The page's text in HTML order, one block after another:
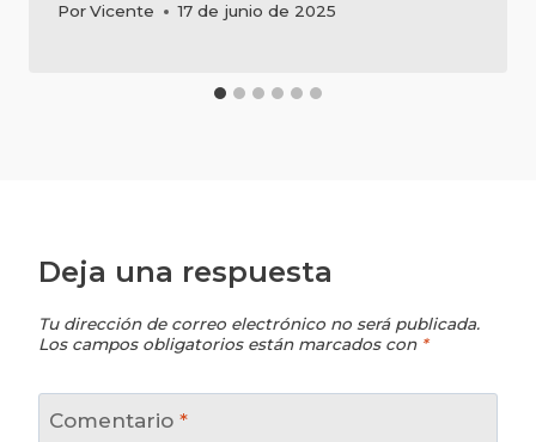
PorVicente 17 de junio de 2025
Deja una respuesta
Tu dirección de correo electrónico no será publicada.
Los campos obligatorios están marcados con *
Comentario *